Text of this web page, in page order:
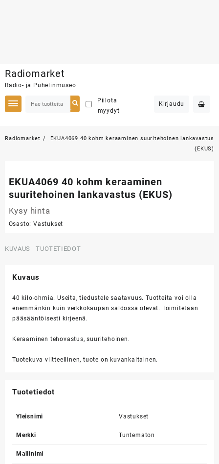
to
content
Radiomarket
Radio- ja Puhelinmuseo
Piilota
myydyt
Kirjaudu
Radiomarket
EKUA4069 40 kohm keraaminen suuritehoinen lankavastus
(EKUS)
EKUA4069 40 kohm keraaminen
suuritehoinen lankavastus (EKUS)
Kysy hinta
Osasto: Vastukset
KUVAUS TUOTETIEDOT
Kuvaus
40 kilo-ohmia. Useita, tiedustele saatavuus. Tuotteita voi olla
enemmänkin kuin verkkokaupan saldossa olevat. Toimitetaan
pääsääntöisesti kirjeenä.
Keraaminen tehovastus, suuritehoinen.
Tuotekuva viitteellinen, tuote on kuvankaltainen.
Tuotetiedot
Yleisnimi Vastukset
Merkki Tuntematon
Mallinimi